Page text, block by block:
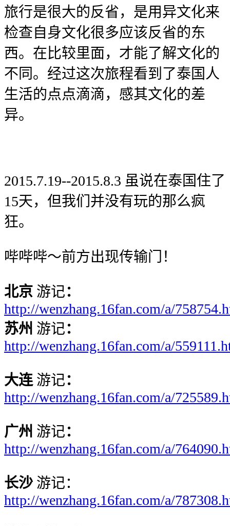
旅行是很大的反省，是用异文化来
检查自身文化很多应该反省的东
西。在比较里面，才能了解文化的
不同。经过这次旅程看到了泰国人
生活的点点滴滴，感其文化的差
异。
2015.7.19--2015.8.3 虽说在泰国住了
15天，但我们并没有玩的那么疯
狂。
哔哔哔～前方出现传输门！
北京 游记：
http://wenzhang.16fan.com/a/
苏州 游记：
http://wenzhang.16fan.com/a/
大连游记：
http://wenzhang.16fan.com/a/
广州 游记：
http://wenzhang.16fan.com/a/
长沙 游记：
http://wenzhang.16fan.com/a/